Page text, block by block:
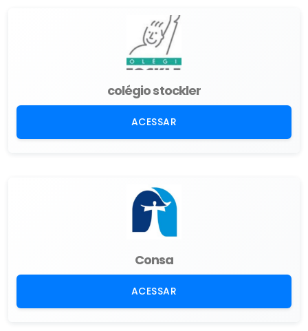
colégio stockler
ACESSAR
Consa
ACESSAR